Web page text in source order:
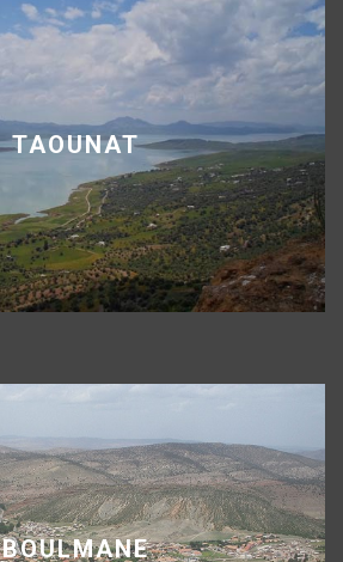
TAOUNAT
BOULMANE